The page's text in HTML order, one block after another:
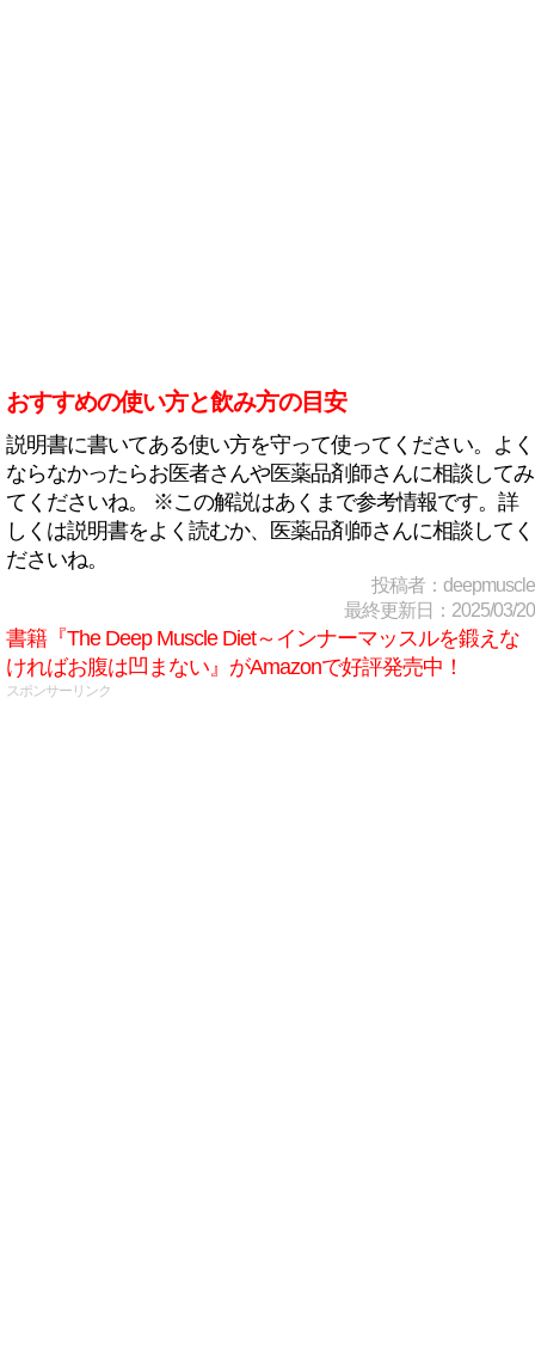
おすすめの使い方と飲み方の目安
説明書に書いてある使い方を守って使ってください。よく
ならなかったらお医者さんや医薬品剤師さんに相談してみ
てくださいね。 ※この解説はあくまで参考情報です。詳
しくは説明書をよく読むか、医薬品剤師さんに相談してく
ださいね。
投稿者：deepmuscle
最終更新日：2025/03/20
書籍『The Deep Muscle Diet～インナーマッスルを鍛えな
ければお腹は凹まない』がAmazonで好評発売中！
スポンサーリンク